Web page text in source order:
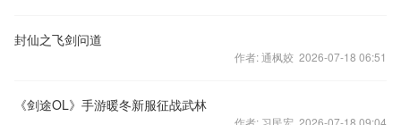
封仙之飞剑问道
作者: 通枫姣 2026-07-18 06:51
《剑途OL》手游暖冬新服征战武林
作者: 习民宏 2026-07-18 09:04